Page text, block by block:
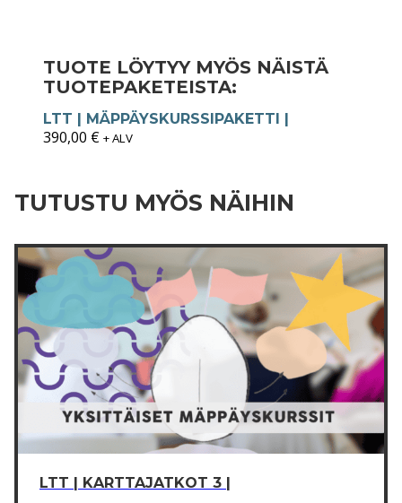
a
a
t
m
t
u
s
e
TUOTE LÖYTYY MYÖS NÄISTÄ
TUOTEPAKETEISTA:
LTT | MÄPPÄYSKURSSIPAKETTI |
390,00 € + ALV
TUTUSTU MYÖS NÄIHIN
LTT | KARTTAJATKOT 3 |